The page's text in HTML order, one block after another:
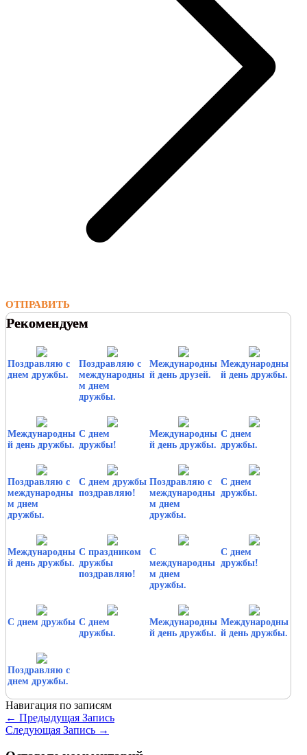
ОТПРАВИТЬ
Рекомендуем
Поздравляю с
днем дружбы.
Поздравляю с
международны
м днем
дружбы.
Международны
й день друзей.
Международны
й день дружбы.
Международны
й день дружбы.
С днем
дружбы!
Международны
й день дружбы.
С днем
дружбы.
Поздравляю с
международны
м днем
дружбы.
С днем дружбы
поздравляю!
Поздравляю с
международны
м днем
дружбы.
С днем
дружбы.
Международны
й день дружбы.
С праздником
дружбы
поздравляю!
С
международны
м днем
дружбы.
С днем
дружбы!
С днем дружбы С днем
дружбы.
Международны
й день дружбы.
Международны
й день дружбы.
Поздравляю с
днем дружбы.
Навигация по записям
← Предыдущая Запись
Следующая Запись →